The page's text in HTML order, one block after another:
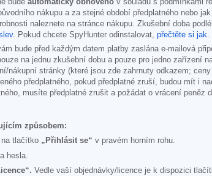
bude automaticky obnoveno v souladu s podmínkami
nákupu a za stejné období předplatného nebo
naleznete na stránce nákupu. Zkušební doba
. Pokud chcete SpyHunter odinstalovat, přečtěte si jak.
bude před každým datem platby zaslána e-mailová
na jednu zkušební dobu a pouze pro jedno zařízení
nákupní stránky (které jsou zde zahrnuty odkazem;
předplatného, pokud předplatné zruší, budou mít i
musíte předplatné zrušit a požádat o vrácení
způsobem:
tlačítko „Přihlásit se“ v pravém horním rohu.
hesla.
Vedle vaší objednávky/licence je k dispozici